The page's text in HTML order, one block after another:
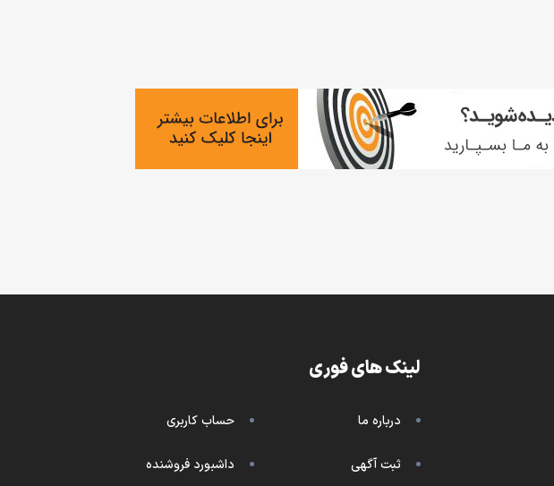
لینک های فوری
درباره ما
ثبت آگهی
حساب کاربری
داشبورد فروشنده